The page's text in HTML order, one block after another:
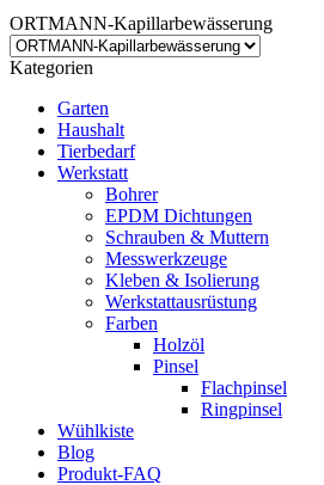
ORTMANN-Kapillarbewässerung
Kategorien
Garten
Haushalt
Tierbedarf
Werkstatt
Bohrer
EPDM Dichtungen
Schrauben & Muttern
Messwerkzeuge
Kleben & Isolierung
Werkstattausrüstung
Farben
Holzöl
Pinsel
Flachpinsel
Ringpinsel
Wühlkiste
Blog
Produkt-FAQ